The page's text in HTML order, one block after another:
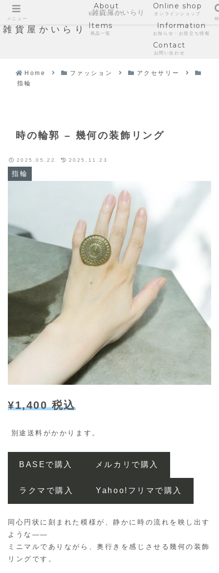
雑貨屋かいらり
About
私たちについて
Online shop
オンラインショップ
Items
商品一覧
Information
お知らせ・お役立ち情報
Contact
お問い合わせ
Home ファッション
アクセサリー
指輪
時の輪郭 – 幾何の装飾リング
指輪
2025.05.22 2025.11.23
¥1,400 税込
別途送料がかかります。
BASEで購入 メルカリで購入
ラクマで購入 Yahoo!フリマで購入
同心円状に刻まれた模様が、静かに時の流れを映し出す
ような――
ミニマルでありながら、奥行きを感じさせる幾何の装飾
リングです。
メニュー
雑貨屋かいらり